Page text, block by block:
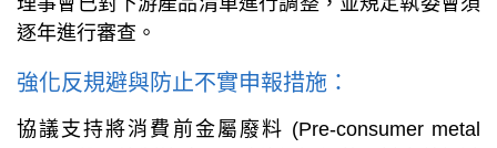
逐年進行審查。
強化反規避與防止不實申報措施：
協議支持將消費前金屬廢料 (Pre-consumer metal